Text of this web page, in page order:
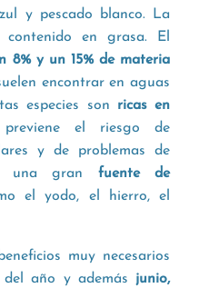
y pescado blanco. La
en grasa. El
8% y un 15% de materia
encontrar en aguas
especies son ricas en
el riesgo de
y de problemas de
una gran fuente de
el yodo, el hierro, el
muy necesarios
año y además junio,